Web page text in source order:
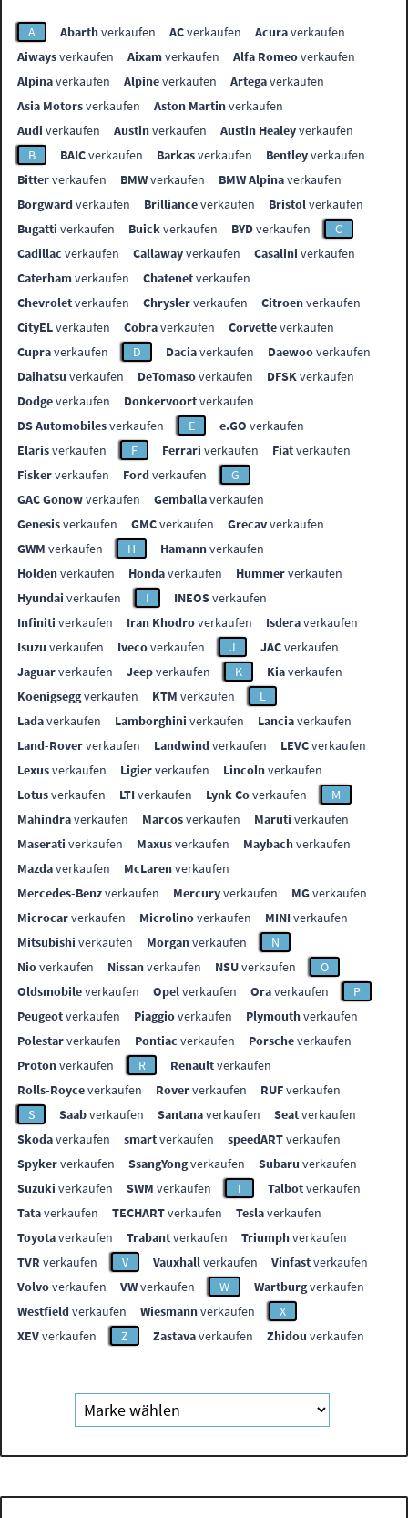
A Abarthverkaufen ACverkaufen Acuraverkaufen
Aiwaysverkaufen Aixamverkaufen Alfa Romeoverkaufen
Alpinaverkaufen Alpineverkaufen Artegaverkaufen
Asia Motorsverkaufen Aston Martinverkaufen
Audi verkaufen Austinverkaufen Austin Healeyverkaufen
B
BAICverkaufen Barkasverkaufen Bentleyverkaufen
Bitterverkaufen BMWverkaufen BMW Alpinaverkaufen
Borgwardverkaufen Brillianceverkaufen Bristolverkaufen
Bugatti verkaufen Buickverkaufen BYDverkaufen
C
Cadillac verkaufen Callawayverkaufen Casalini verkaufen
Caterhamverkaufen Chatenetverkaufen
Chevroletverkaufen Chryslerverkaufen Citroenverkaufen
CityELverkaufen Cobraverkaufen Corvetteverkaufen
Cupraverkaufen D Daciaverkaufen Daewooverkaufen
Daihatsu verkaufen DeTomasoverkaufen DFSKverkaufen
Dodgeverkaufen Donkervoortverkaufen
DS Automobilesverkaufen E e.GO verkaufen
Elarisverkaufen F Ferrari verkaufen Fiatverkaufen
Fiskerverkaufen Fordverkaufen
G
GAC Gonowverkaufen Gemballaverkaufen
Genesisverkaufen GMCverkaufen Grecavverkaufen
GWM verkaufen H Hamannverkaufen
Holdenverkaufen Hondaverkaufen Hummerverkaufen
Hyundai verkaufen I INEOSverkaufen
Infiniti verkaufen Iran Khodroverkaufen Isderaverkaufen
Isuzu verkaufen Ivecoverkaufen J JACverkaufen
Jaguarverkaufen Jeepverkaufen K Kiaverkaufen
Koenigseggverkaufen KTM verkaufen
L
Ladaverkaufen Lamborghini verkaufen Lanciaverkaufen
Land-Roververkaufen Landwindverkaufen LEVCverkaufen
Lexusverkaufen Ligierverkaufen Lincolnverkaufen
Lotusverkaufen LTIverkaufen Lynk Coverkaufen
M
Mahindraverkaufen Marcosverkaufen Maruti verkaufen
Maserati verkaufen Maxusverkaufen Maybachverkaufen
Mazdaverkaufen McLarenverkaufen
Mercedes-Benzverkaufen Mercuryverkaufen MGverkaufen
Microcarverkaufen Microlinoverkaufen MINIverkaufen
Mitsubishi verkaufen Morganverkaufen
N
Nioverkaufen Nissanverkaufen NSUverkaufen
O
Oldsmobileverkaufen Opelverkaufen Oraverkaufen
P
Peugeotverkaufen Piaggioverkaufen Plymouthverkaufen
Polestarverkaufen Pontiac verkaufen Porscheverkaufen
Protonverkaufen R Renaultverkaufen
Rolls-Royceverkaufen Roververkaufen RUFverkaufen
S
Saabverkaufen Santanaverkaufen Seatverkaufen
Skodaverkaufen smartverkaufen speedARTverkaufen
Spykerverkaufen SsangYongverkaufen Subaru verkaufen
Suzuki verkaufen SWM verkaufen T Talbotverkaufen
Tataverkaufen TECHARTverkaufen Teslaverkaufen
Toyotaverkaufen Trabantverkaufen Triumphverkaufen
TVR verkaufen V Vauxhallverkaufen Vinfastverkaufen
Volvoverkaufen VWverkaufen W Wartburgverkaufen
Westfieldverkaufen Wiesmannverkaufen
X
XEVverkaufen Z Zastavaverkaufen Zhidou verkaufen